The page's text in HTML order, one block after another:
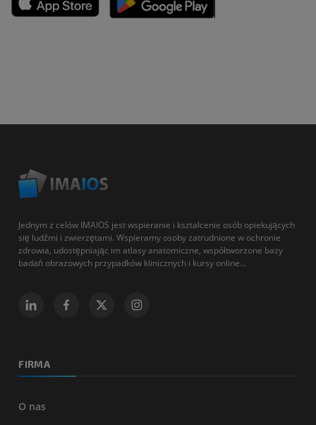
Jednym z celów IMAIOS jest wspieranie i kształcenie osób opiekujących
się ludźmi i zwierzętami. Wspieramy osoby zatrudnione w ochronie
zdrowia, udostępniając im atlasy anatomiczne, współtworzone bazy
badań obrazowych przypadków klinicznych i kursy online...
FIRMA
O nas